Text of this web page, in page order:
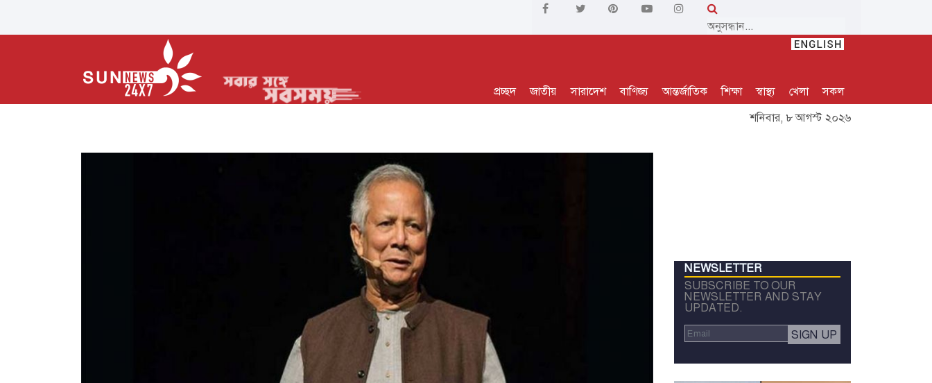
প্রচ্ছদ জাতীয় সারাদেশ বাণিজ্য আন্তর্জাতিক শিক্ষা স্বাস্থ্য খেলা
সকল
শনিবার, ৮ আগস্ট ২০২৬
NEWSLETTER
SUBSCRIBE TO OUR
NEWSLETTER AND STAY
UPDATED.